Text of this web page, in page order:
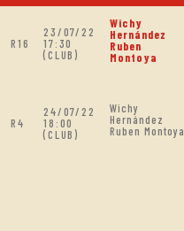
R16
23/07/22
17:30
(CLUB)
Wichy
Hernández
Ruben
Montoya
R4
24/07/22
18:00
(CLUB)
Wichy
Hernández
Ruben Montoya